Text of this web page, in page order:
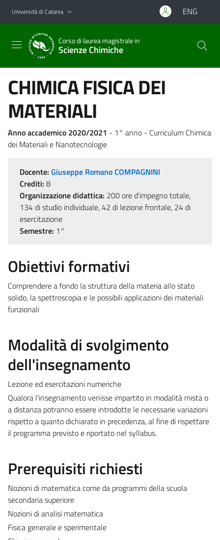
Vai al contenuto principale
Vai al menu di navigazione
Università di Catania ENG
Corso di laurea magistrale in
Scienze Chimiche
CHIMICA FISICA DEI
MATERIALI
Anno accademico 2020/2021 - 1° anno - Curriculum Chimica
dei Materiali e Nanotecnologie
Docente: Giuseppe Romano COMPAGNINI
Crediti: 8
Organizzazione didattica: 200 ore d'impegno totale,
134 di studio individuale, 42 di lezione frontale, 24 di
esercitazione
Semestre: 1°
Obiettivi formativi
Comprendere a fondo la struttura della materia allo stato
solido, la spettroscopia e le possibili applicazioni dei materiali
funzionali
Modalità di svolgimento
dell'insegnamento
Lezione ed esercitazioni numeriche
Qualora l'insegnamento venisse impartito in modalità mista o
a distanza potranno essere introdotte le necessarie variazioni
rispetto a quanto dichiarato in precedenza, al fine di rispettare
il programma previsto e riportato nel syllabus.
Prerequisiti richiesti
Nozioni di matematica come da programmi della scuola
secondaria superiore
Nozioni di analisi matematica
Fisica generale e sperimentale